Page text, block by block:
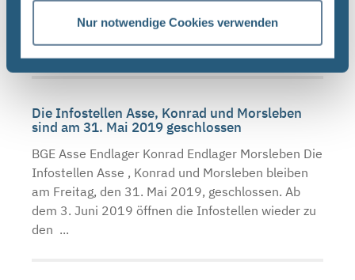
Nur notwendige Cookies verwenden
internen Veranstaltung geschlossen. Ab dem 14.
Mai 2019 ...
Die Infostellen Asse, Konrad und Morsleben
sind am 31. Mai 2019 geschlossen
BGE Asse Endlager Konrad Endlager Morsleben Die
Infostellen Asse , Konrad und Morsleben bleiben
am Freitag, den 31. Mai 2019, geschlossen. Ab
dem 3. Juni 2019 öffnen die Infostellen wieder zu
den ...